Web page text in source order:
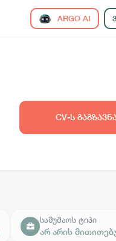
ARGO AI
CV-ს
სამუშაოს ტიპი
არ არის